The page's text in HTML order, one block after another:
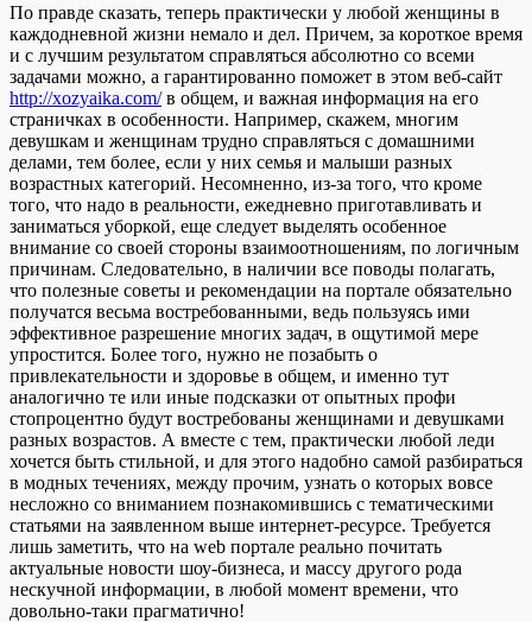
Пo прaвдe сказать, теперь практически у любой женщины в
каждодневной жизни немало и дел. Причем, за короткое время
и с лучшим результатом справляться абсолютно со всеми
задачами можно, а гарантированно поможет в этом веб-сайт
http://xozyaika.com/в общем, и важная информация на его
страничках в особенности. Например, скажем, многим
девушкам и женщинам трудно справляться с домашними
делами, тем более, если у них семья и малыши разных
возрастных категорий. Несомненно, из-за того, что кроме
того, что надо в реальности, ежедневно приготавливать и
заниматься уборкой, еще следует выделять особенное
внимание со своей стороны взаимоотношениям, по логичным
причинам. Следовательно, в наличии все поводы полагать,
что полезные советы и рекомендации на портале обязательно
получатся весьма востребованными, ведь пользуясь ими
эффективное разрешение многих задач, в ощутимой мере
упростится. Более того, нужно не позабыть о
привлекательности и здоровье в общем, и именно тут
аналогично те или иные подсказки от опытных профи
стопроцентно будут востребованы женщинами и девушками
разных возрастов. А вместе с тем, практически любой леди
хочется быть стильной, и для этого надобно самой разбираться
в модных течениях, между прочим, узнать о которых вовсе
несложно со вниманием познакомившись с тематическими
статьями на заявленном выше интернет-ресурсе. Требуется
лишь заметить, что на web портале реально почитать
актуальные новости шоу-бизнеса, и массу другого рода
нескучной информации, в любой момент времени, что
довольно-таки прагматично!